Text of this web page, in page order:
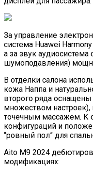
За управление
система Huawei
а за звук
шумоподавления)
В отделки салона
кожа Наппа и
второго ряда
множеством настроек),
точечным массажем. К
конфигураций и
“ровный пол” для
Aito M9 2024
модификациях: